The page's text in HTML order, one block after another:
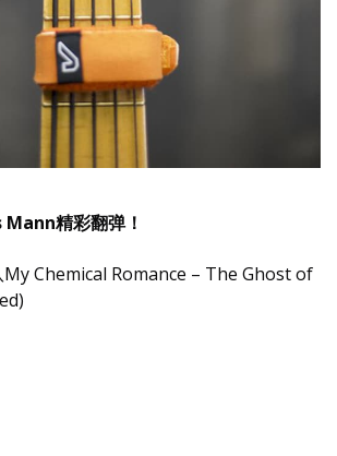
精彩翻弹！
My Chemical Romance – The Ghost of